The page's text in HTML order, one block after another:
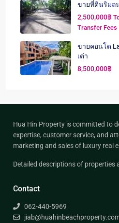
ขายที่ดินริมถ
2,500,000฿
Transfer Fees
ขายคอนโด
เต่า
8,500,000฿
Hua Hin Property is committed to
expertise, customer service, and
marketing and sales of luxury real
Detailed descriptions of properties
Contact
062-440-5969